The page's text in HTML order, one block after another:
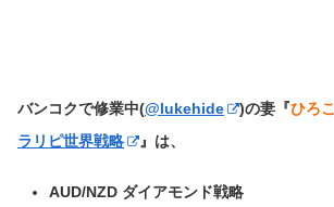
バンコクで修業中(@lukehide )の妻『ひろこ
ラリピ世界戦略
』は、
AUD/NZD ダイアモンド戦略